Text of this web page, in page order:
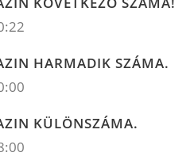
HARMADIK SZÁMA.
KÜLÖNSZÁMA.